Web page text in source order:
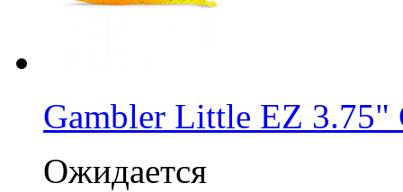
Gambler Little EZ 3.75"
Ожидается